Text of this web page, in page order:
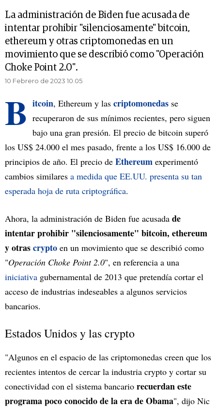
La administración de Biden fue acusada de
intentar prohibir "silenciosamente" bitcoin,
ethereum y otras criptomonedas en un
movimiento que se describió como "Operación
Choke Point 2.0".
10 Febrero de 2023 10.05
B itcoin, Ethereum y las criptomonedas se
recuperaron de sus mínimos recientes, pero siguen
bajo una gran presión. El precio de bitcoin superó
los US$ 24.000 el mes pasado, frente a los US$ 16.000 de
principios de año. El precio de Ethereum experimentó
cambios similares a medida que EE.UU. presenta su tan
esperada hoja de ruta criptográfica.
Ahora, la administración de Biden fue acusada de
intentar prohibir "silenciosamente" bitcoin, ethereum
y otrascrypto en un movimiento que se describió como
"Operación Choke Point 2.0", en referencia a una
iniciativa gubernamental de 2013 que pretendía cortar el
acceso de industrias indeseables a algunos servicios
bancarios.
Estados Unidos y las crypto
"Algunos en el espacio de las criptomonedas creen que los
recientes intentos de cercar la industria crypto y cortar su
conectividad con el sistema bancario recuerdan este
programa poco conocido de la era de Obama", dijo Nic